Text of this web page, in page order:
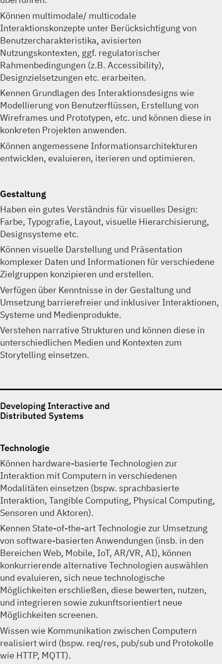
Können multimodale/ multicodale
Interaktionskonzepte unter Berücksichtigung von
Benutzercharakteristika, avisierten
Nutzungskontexten, ggf. regulatorischer
Rahmenbedingungen (z.B. Accessibility),
Designzielsetzungen etc. erarbeiten.
Kennen Grundlagen des Interaktionsdesigns wie
Modellierung von Benutzerflüssen, Erstellung von
Wireframes und Prototypen, etc. und können diese in
konkreten Projekten anwenden.
Können angemessene Informationsarchitekturen
entwicklen, evaluieren, iterieren und optimieren.
Gestaltung
Haben ein gutes Verständnis für visuelles Design:
Farbe, Typografie, Layout, visuelle Hierarchisierung,
Designsysteme etc.
Können visuelle Darstellung und Präsentation
komplexer Daten und Informationen für verschiedene
Zielgruppen konzipieren und erstellen.
Verfügen über Kenntnisse in der Gestaltung und
Umsetzung barrierefreier und inklusiver Interaktionen,
Systeme und Medienprodukte.
Verstehen narrative Strukturen und können diese in
unterschiedlichen Medien und Kontexten zum
Storytelling einsetzen.
Developing Interactive and
Distributed Systems
Technologie
Können hardware-basierte Technologien zur
Interaktion mit Computern in verschiedenen
Modalitäten einsetzen (bspw. sprachbasierte
Interaktion, Tangible Computing, Physical Computing,
Sensoren und Aktoren).
Kennen State-of-the-art Technologie zur Umsetzung
von software-basierten Anwendungen (insb. in den
Bereichen Web, Mobile, IoT, AR/VR, AI), können
konkurrierende alternative Technologien auswählen
und evaluieren, sich neue technologische
Möglichkeiten erschließen, diese bewerten, nutzen,
und integrieren sowie zukunftsorientiert neue
Möglichkeiten screenen.
Wissen wie Kommunikation zwischen Computern
realisiert wird (bspw. req/res, pub/sub und Protokolle
wie HTTP, MQTT).